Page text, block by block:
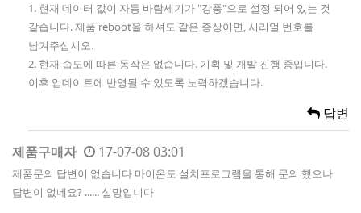
1. 현재 데이터 값이 자동 바람세기가 "강풍"으로 설정 되어 있는 것
같습니다. 제품 reboot을 하셔도 같은 증상이면, 시리얼 번호를
남겨주십시오.
2. 현재 습도에 따른 동작은 없습니다. 기획 및 개발 진행 중입니다.
이후 업데이트에 반영될 수 있도록 노력하겠습니다.
답변
제품구매자 17-07-08 03:01
제품문의 답변이 없습니다 마이온도 설치프로그램을 통해 문의 했으나
답변이 없네요? ...... 실망입니다